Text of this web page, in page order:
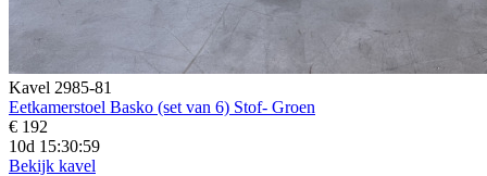
Kavel 2985-81
Eetkamerstoel Basko (set van 6) Stof- Groen
€ 192
10d 15:30:57
Bekijk kavel